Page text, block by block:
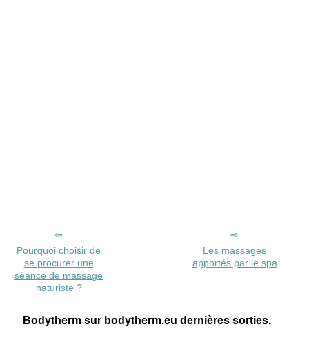
Pourquoi choisir de
se procurer une
séance de massage
naturiste ?
Les massages
apportés par le spa
Bodytherm sur bodytherm.eu dernières sorties.